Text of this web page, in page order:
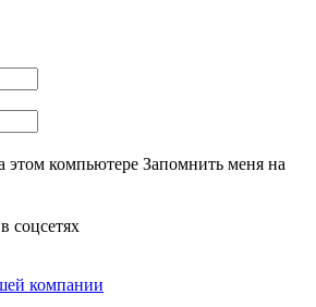
этом компьютере Запомнить меня на
соцсетях
компании